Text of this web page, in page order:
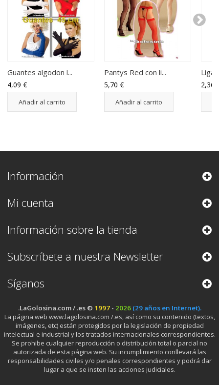
Guantes algodon l...
4,09 €
Añadir al carrito
Pantys Red con li...
5,70 €
Añadir al carrito
Liga
2,36
Información
Mi cuenta
Información sobre la tienda
Subscríbete a nuestra Newsletter
Síganos
.LaGolosina.com / .es © 1997- 2026 (29 años en Internet).
La página web www.lagolosina.com /.es, así como su contenido (textos,
imágenes, etc) están protegidos por la legislación de propiedad
intelectual e industrial y los tratados internacionales correspondientes.
Se prohibe cualquier reproducción o distribución total o parcial no
autorizada de esta página web. Su incumplimiento conllevará las
responsabilidades civiles y/o penales correspondientes y podrá dar
lugar a que se insten las acciones judiciales.